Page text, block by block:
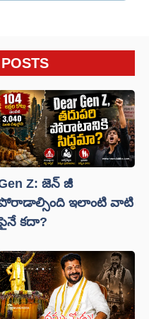
Z: జెన్ జీ
ఇలాంటి వాటి
కదా?